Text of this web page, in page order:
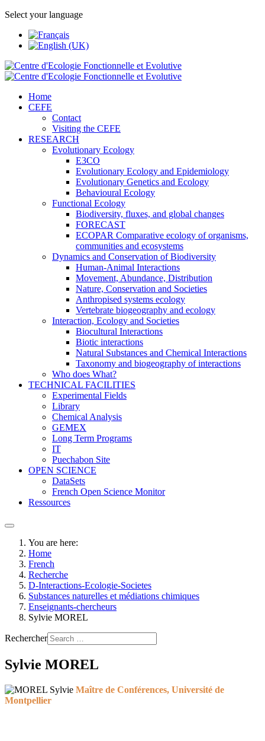
Select your language
Home
CEFE
Contact
Visiting the CEFE
RESEARCH
Evolutionary Ecology
E3CO
Evolutionary Ecology and Epidemiology
Evolutionary Genetics and Ecology
Behavioural Ecology
Functional Ecology
Biodiversity, fluxes, and global changes
FORECAST
ECOPAR Comparative ecology of organisms,
communities and ecosystems
Dynamics and Conservation of Biodiversity
Human-Animal Interactions
Movement, Abundance, Distribution
Nature, Conservation and Societies
Anthropised systems ecology
Vertebrate biogeography and ecology
Interaction, Ecology and Societies
Biocultural Interactions
Biotic interactions
Natural Substances and Chemical Interactions
Taxonomy and biogeography of interactions
Who does What?
TECHNICAL FACILITIES
Experimental Fields
Library
Chemical Analysis
GEMEX
Long Term Programs
IT
Puechabon Site
OPEN SCIENCE
DataSets
French Open Science Monitor
Ressources
You are here:
Home
French
Recherche
D-Interactions-Ecologie-Societes
Substances naturelles et médiations chimiques
Enseignants-chercheurs
Sylvie MOREL
Rechercher
Sylvie MOREL
Maître de Conférences, Université de
Montpellier